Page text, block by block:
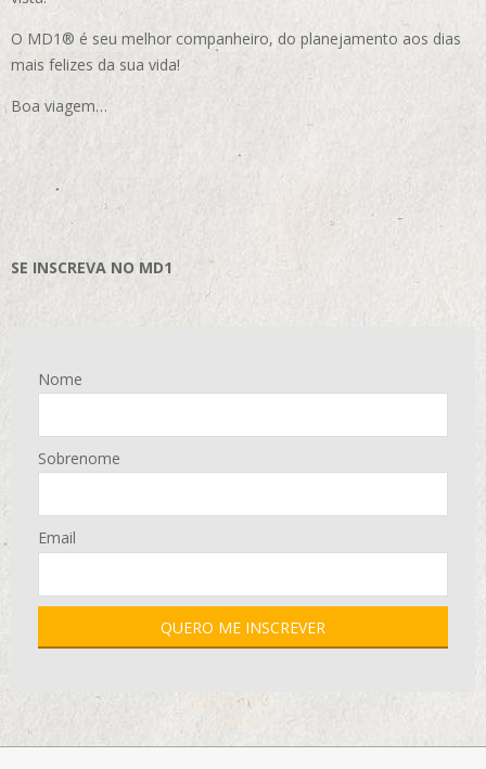
O MD1® é seu melhor companheiro, do planejamento aos dias
mais felizes da sua vida!
Boa viagem…
SE INSCREVA NO MD1
Nome
Sobrenome
Email